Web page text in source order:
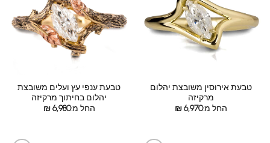
טבעת אירוסין משובצת יהלום
מרקיזה
החל מ:
₪6,970
טבעת ענפי עץ ועלים משובצת
יהלום בחיתוך מרקיזה
החל מ:
₪6,980